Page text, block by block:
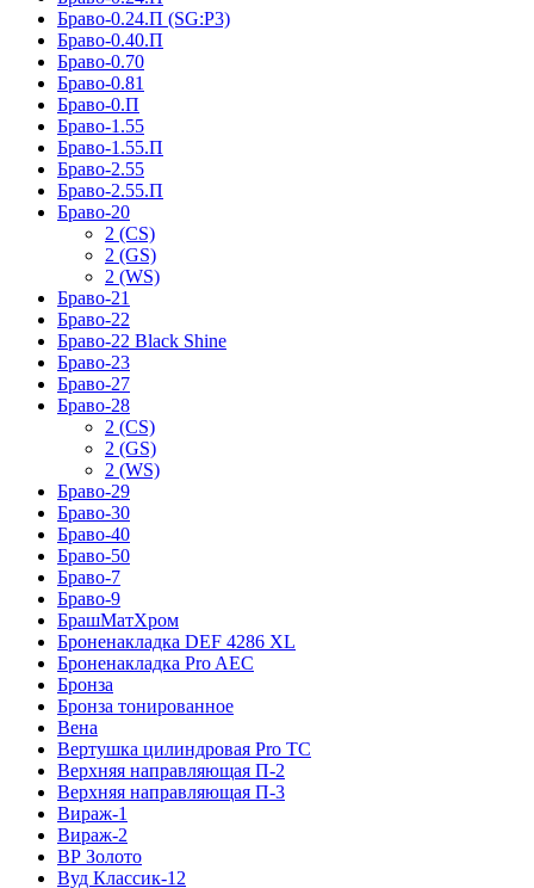
Браво-0.24.П (SG:P3)
Браво-0.40.П
Браво-0.70
Браво-0.81
Браво-0.П
Браво-1.55
Браво-1.55.П
Браво-2.55
Браво-2.55.П
Браво-20
2 (CS)
2 (GS)
2 (WS)
Браво-21
Браво-22
Браво-22 Black Shine
Браво-23
Браво-27
Браво-28
2 (CS)
2 (GS)
2 (WS)
Браво-29
Браво-30
Браво-40
Браво-50
Браво-7
Браво-9
БрашМатХром
Броненакладка DEF 4286 XL
Броненакладка Pro AEC
Бронза
Бронза тонированное
Вена
Вертушка цилиндровая Pro TC
Верхняя направляющая П-2
Верхняя направляющая П-3
Вираж-1
Вираж-2
ВР Золото
Вуд Классик-12